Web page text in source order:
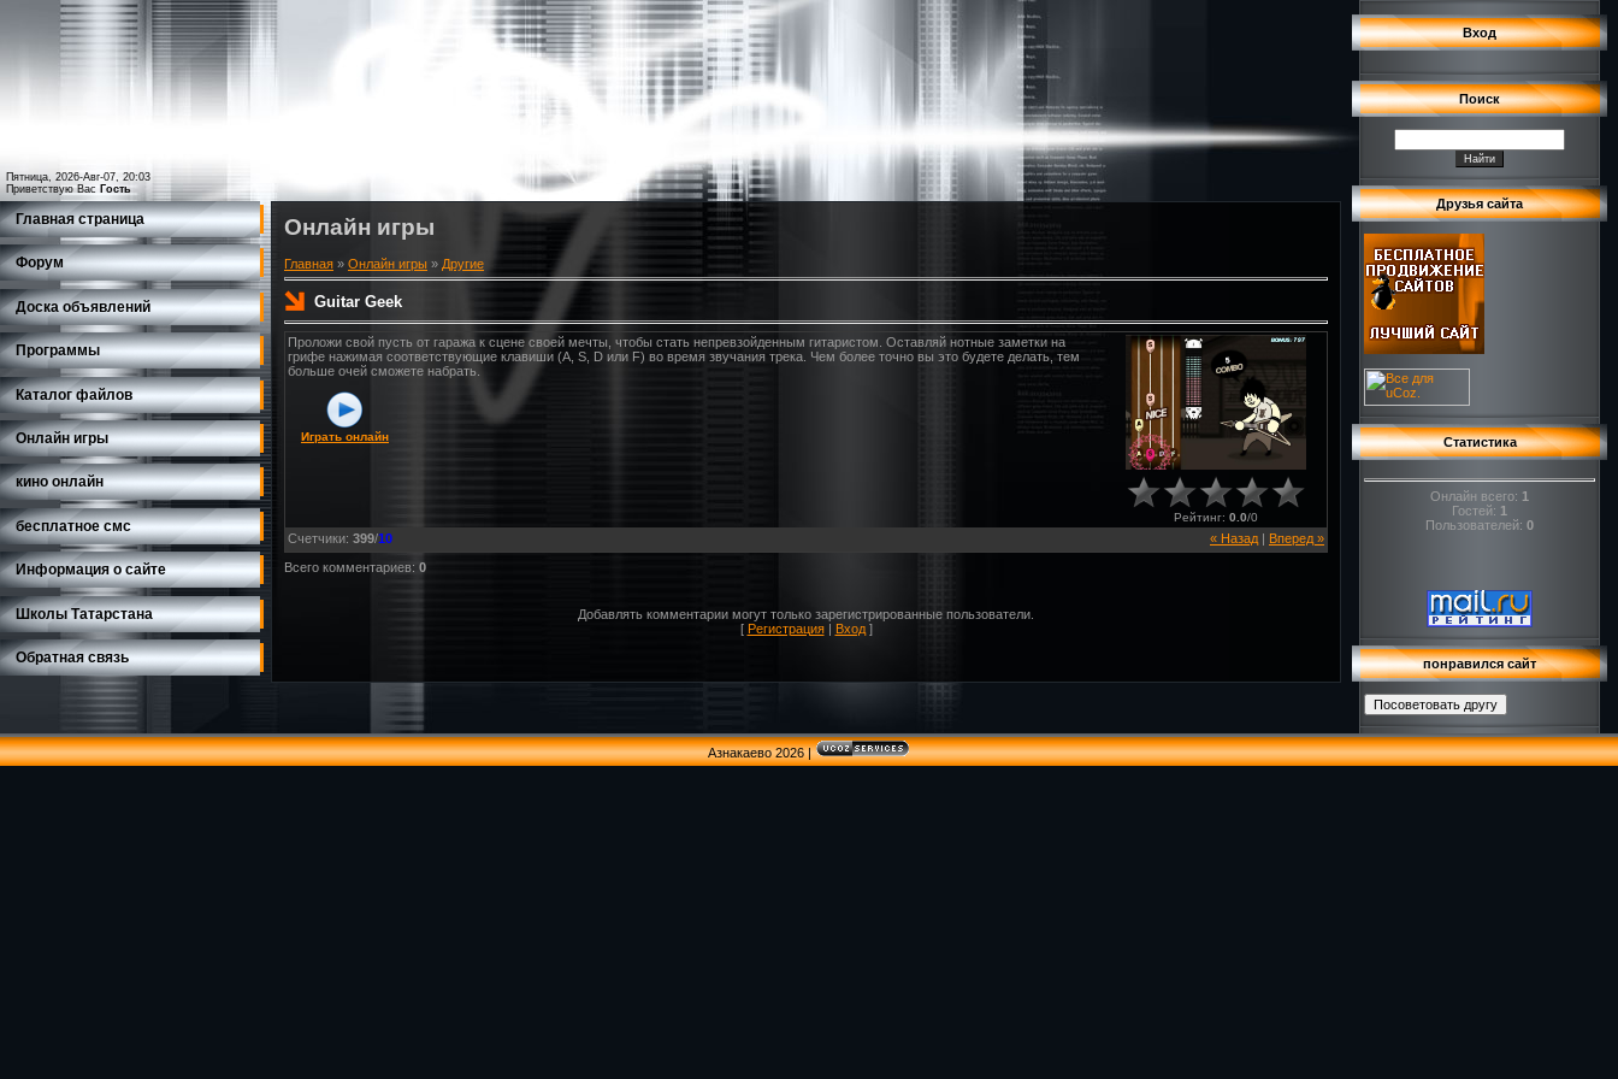
Пятница, 2026-Авг-07, 20:03
Приветствую Вас Гость
Главная страница
Форум
Доска объявлений
Программы
Каталог файлов
Онлайн игры
кино онлайн
бесплатное смс
Информация о сайте
Школы Татарстана
Обратная связь
Онлайн игры
Главная » Онлайн игры » Другие
Guitar Geek
Проложи свой пусть от гаража к сцене своей мечты, чтобы стать непревзойденным гитаристом. Оставляй нотные заметки на
грифе нажимая соответствующие клавиши (A, S, D или F) во время звучания трека. Чем более точно вы это будете делать, тем
больше очей сможете набрать.
Играть онлайн
Рейтинг: 0.0/0
« Назад | Вперед »
Счетчики: 399/10
Всего комментариев: 0
Добавлять комментарии могут только зарегистрированные пользователи.
[ Регистрация| Вход]
Вход
Поиск
Друзья сайта
Статистика
Онлайн всего: 1
Гостей: 1
Пользователей: 0
понравился сайт
Азнакаево 2026|